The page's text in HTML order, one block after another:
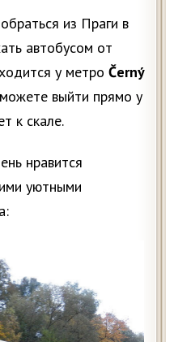
из Праги в
автобусом от
у метро Černý
выйти прямо у
к скале.
нравится
уютными